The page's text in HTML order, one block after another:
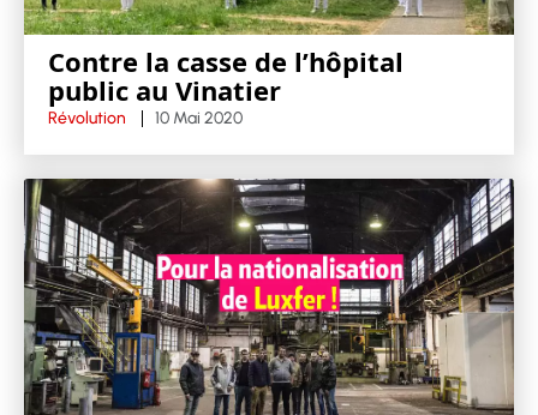
Contre la casse de l’hôpital
public au Vinatier
Révolution 10 Mai 2020